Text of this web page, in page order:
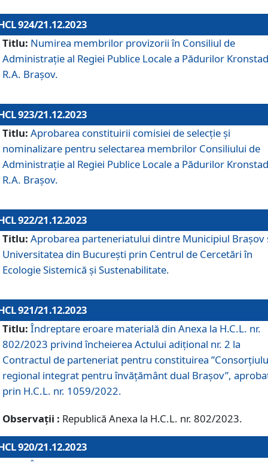
924/21.12.2023
Titlu: Numirea membrilor provizorii în Consiliul de
Administraţie al Regiei Publice Locale a Pădurilor
R.A. Brașov.
923/21.12.2023
Titlu: Aprobarea constituirii comisiei de selecție și
nominalizare pentru selectarea membrilor Consiliului de
Administrație al Regiei Publice Locale a Pădurilor
R.A. Brașov.
922/21.12.2023
Titlu: Aprobarea parteneriatului dintre Municipiul Brașov
Universitatea din București prin Centrul de Cercetări în
Ecologie Sistemică și Sustenabilitate.
921/21.12.2023
Titlu: Îndreptare eroare materială din Anexa la H.C.L. nr.
802/2023 privind încheierea Actului adițional nr. 2 la
Contractul de parteneriat pentru constituirea
regional integrat pentru învățământ dual Brașov”,
prin H.C.L. nr. 1059/2022.
Observații : Republică Anexa la H.C.L. nr. 802/2023.
920/21.12.2023